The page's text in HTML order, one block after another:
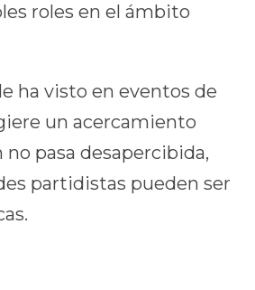
roles en el ámbito
ha visto en eventos de
un acercamiento
pasa desapercibida,
partidistas pueden ser